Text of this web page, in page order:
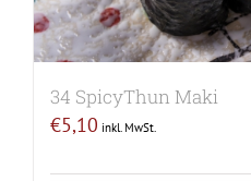
34 SpicyThun Maki
€5,10 inkl. MwSt.